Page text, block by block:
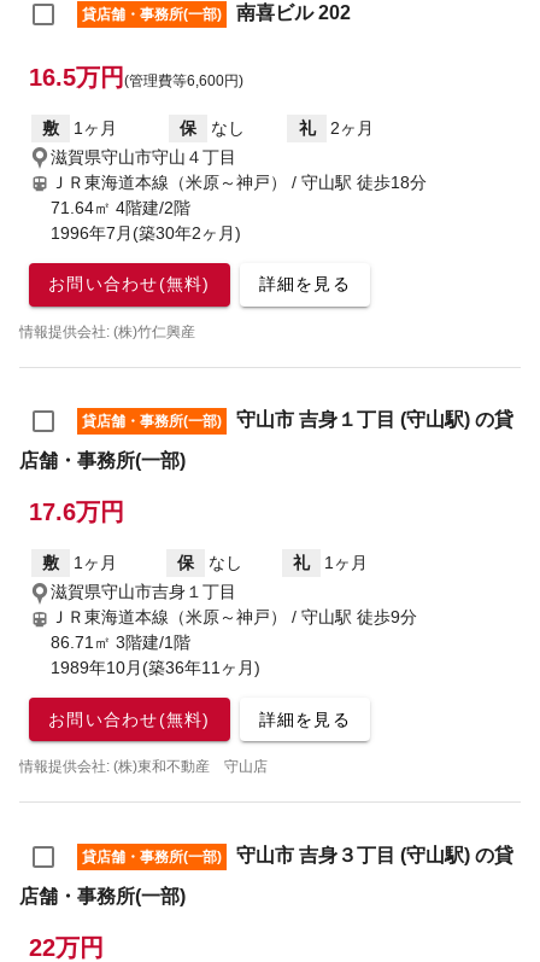
貸店舗・事務所(一部) 南喜ビル 202
16.5万円 (管理費等6,600円)
敷 1ヶ月 保 なし 礼
2ヶ月
滋賀県守山市守山４丁目
ＪＲ東海道本線（米原～神戸） / 守山駅 徒歩18分
71.64㎡ 4階建/2階
1996年7月(築30年2ヶ月)
お問い合わせ(無料) 詳細を見る
情報提供会社: (株)竹仁興産
貸店舗・事務所(一部)
守山市 吉身１丁目 (守山駅) の貸
店舗・事務所(一部)
17.6万円
敷 1ヶ月 保 なし 礼
1ヶ月
滋賀県守山市吉身１丁目
ＪＲ東海道本線（米原～神戸） / 守山駅 徒歩9分
86.71㎡ 3階建/1階
1989年10月(築36年11ヶ月)
お問い合わせ(無料) 詳細を見る
情報提供会社: (株)東和不動産 守山店
貸店舗・事務所(一部)
守山市 吉身３丁目 (守山駅) の貸
店舗・事務所(一部)
22万円